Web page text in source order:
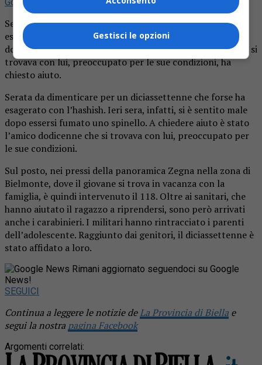
Serata da dimenticare per un diciassettenne che forse ha
esagerato con l’hashish. Ieri sera, infatti, si è sentito male
dopo essersi fumato uno spinello e l’amico dodicenne che si
trovava con lui, preoccupato per le sue condizioni, ha
chiesto aiuto.
Serata da dimenticare per un diciassettenne che forse ha
esagerato con l’hashish. Ieri sera, infatti, si è sentito male
dopo essersi fumato uno spinello. A chiedere aiuto è stato
l’amico dodicenne che si trovava con lui, preoccupato per
le sue condizioni.
Sul posto, nei pressi della panoramica Zegna nella zona di
Bielmonte, dove il giovane si trova in vacanza con la
famiglia, è quindi intervenuto il 118. Oltre ai sanitari, che
hanno aiutato il ragazzo a riprendersi, sono però arrivati
anche i carabinieri. I militari hanno rintracciato i parenti
dell’adolescente. Raggiunto dai genitori, il diciassettenne è
stato affidato a loro.
Rimani aggiornato seguendoci su Google
News!
SEGUICI
Continua a leggere le notizie deLa Provincia di Biella e
segui la nostra pagina Facebook
Argomenti correlati:
Gestisci le opzioni